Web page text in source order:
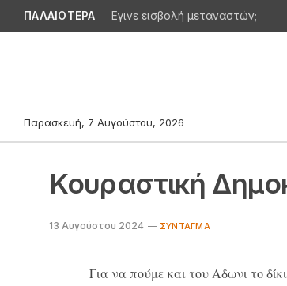
ΠΑΛΑΙΟΤΕΡΑ Εγινε εισβολή μεταναστών;
Παρασκευή, 7 Αυγούστου, 2026
Κουραστική
13 Αυγούστου 2024 ΣΎΝΤΑΓΜΑ
Για να πούμε και του Αδωνι το